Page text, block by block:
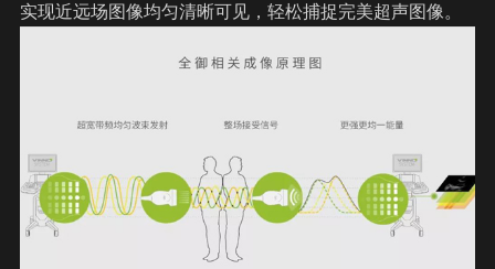
实现近远场图像均匀清晰可见，轻松捕捉完美超声图像。